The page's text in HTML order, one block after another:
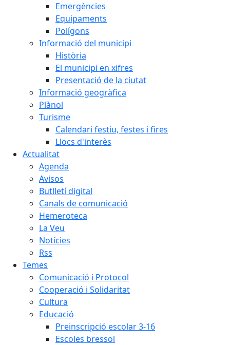
Emergències
Equipaments
Polígons
Informació del municipi
Història
El municipi en xifres
Presentació de la ciutat
Informació geogràfica
Plànol
Turisme
Calendari festiu, festes i fires
Llocs d'interès
Actualitat
Agenda
Avisos
Butlletí digital
Canals de comunicació
Hemeroteca
La Veu
Notícies
Rss
Temes
Comunicació i Protocol
Cooperació i Solidaritat
Cultura
Educació
Preinscripció escolar 3-16
Escoles bressol